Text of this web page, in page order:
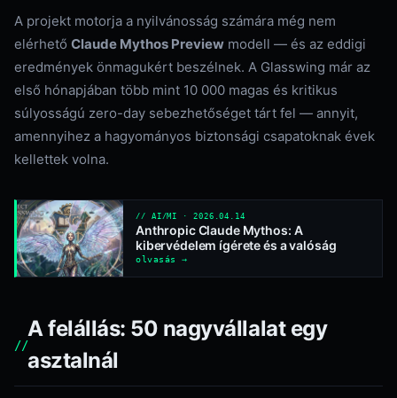
A projekt motorja a nyilvánosság számára még nem
elérhető Claude Mythos Preview modell — és az eddigi
eredmények önmagukért beszélnek. A Glasswing már az
első hónapjában több mint 10 000 magas és kritikus
súlyosságú zero-day sebezhetőséget tárt fel — annyit,
amennyihez a hagyományos biztonsági csapatoknak évek
kellettek volna.
// AI/MI · 2026.04.14
Anthropic Claude Mythos: A
kibervédelem ígérete és a valóság
olvasás →
A felállás: 50 nagyvállalat egy
asztalnál